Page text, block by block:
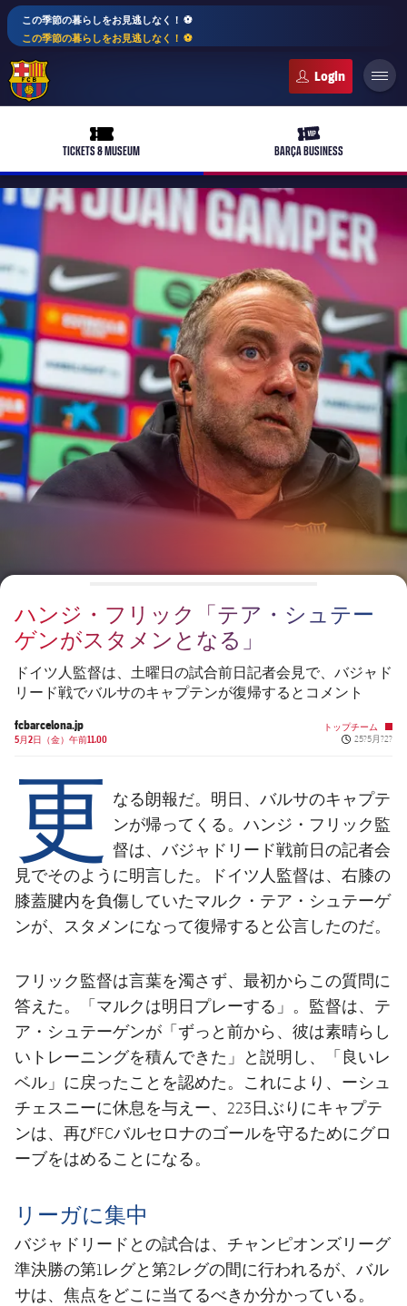
この季節の暮らしをお見逃しなく！ ⚽️
この季節の暮らしをお見逃しなく！ ⚽️
ticket-full
TICKETS & MUSEUM
ticket-vip
BARÇA BUSINESS
plusicon
label.aria.plus
バルサアカデミー
plusicon
label.aria.plus
10年毎
会長
レジェンド
plusicon
label.aria.plus
プレスパス
PLUSICON
LABEL.ARIA.PLUS
トップチーム
女子サッカー
plusicon
label.aria.plus
スケジュール
チケット
結果
バルサAtlètic
plusicon
label.aria.plus
スケジュール
チケット
PLUSICON
LABEL.ARIA.PLUS
トップチーム
label.aria.plus
チケット
結果
順位表
トップチーム
スケジュール
チケット
結果
PLUSICON
LABEL.ARIA.PLUS
トップチーム
plusicon
label.aria.plus
スケジュール
結果
順位表
PLUSICON
LABEL.ARIA.PLUS
plusicon
label.aria.plus
スケジュール
チケット
結果
ハンジ・フリック「テア・シュテー
ゲンがスタメンとなる」
ドイツ人監督は、土曜日の試合前日記者会見で、バジャド
リード戦でバルサのキャプテンが復帰するとコメント
fcbarcelona.jp
5月2日（金）午前11.00
トップチーム
Published
25?5月?2?
更 なる朗報だ。明日、バルサのキャプテ
ンが帰ってくる。ハンジ・フリック監
督は、バジャドリード戦前日の記者会
見でそのように明言した。ドイツ人監督は、右膝の
膝蓋腱内を負傷していたマルク・テア・シュテーゲ
ンが、スタメンになって復帰すると公言したのだ。
フリック監督は言葉を濁さず、最初からこの質問に
答えた。「マルクは明日プレーする」。監督は、テ
ア・シュテーゲンが「ずっと前から、彼は素晴らし
いトレーニングを積んできた」と説明し、「良いレ
ベル」に戻ったことを認めた。これにより、ーシュ
チェスニーに休息を与えー、223日ぶりにキャプテ
ンは、再びFCバルセロナのゴールを守るためにグロ
ーブをはめることになる。
リーガに集中
バジャドリードとの試合は、チャンピオンズリーグ
準決勝の第1レグと第2レグの間に行われるが、バル
サは、焦点をどこに当てるべきか分かっている。